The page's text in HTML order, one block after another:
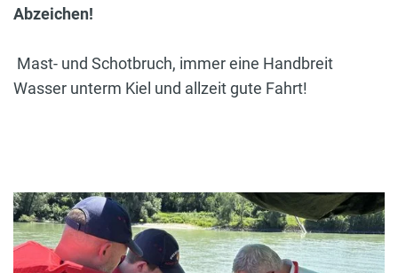
Abzeichen!
Mast- und Schotbruch, immer eine Handbreit
Wasser unterm Kiel und allzeit gute Fahrt!